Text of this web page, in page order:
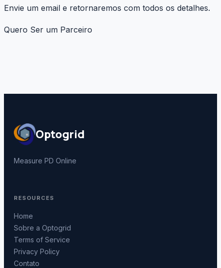
Envie um email e retornaremos com todos os detalhes.
Quero Ser um Parceiro
Optogrid
Measure PD Online
RESOURCES
Home
Sobre a Optogrid
Terms of Service
Privacy Policy
Contato